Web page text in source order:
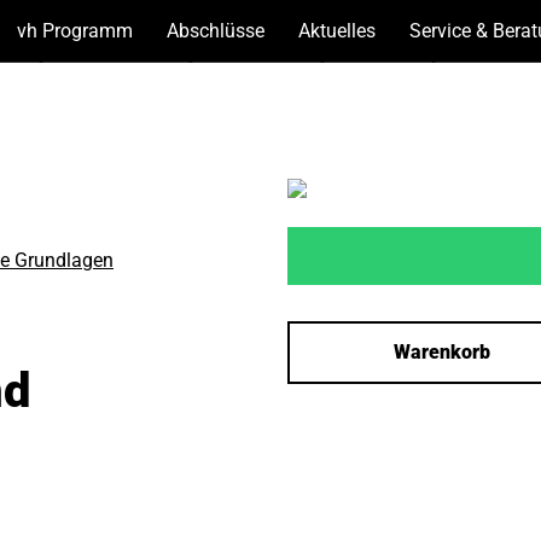
vh Programm (Unterseiten
Abschlüsse(Unterseiten
Aktuelles(Unterseiten
Service &
Grundlagen
Warenkorb